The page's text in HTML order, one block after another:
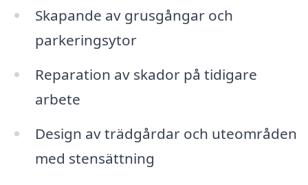
Skapande av grusgångar och
parkeringsytor
Reparation av skador på tidigare
arbete
Design av trädgårdar och uteområden
med stensättning